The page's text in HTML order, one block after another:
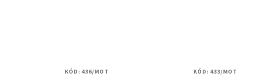
KÓD:436/MOT KÓD:433/MOT